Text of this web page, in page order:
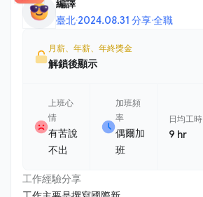
編譯
臺北·2024.08.31 分享·全職
月薪、年薪、年終獎金
解鎖後顯示
上班心
情
有苦說
不出
加班頻
率
偶爾加
班
日均工時
9 hr
工作經驗分享